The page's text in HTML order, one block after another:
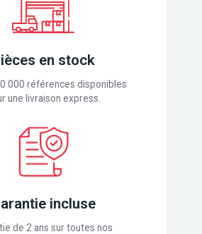
en stock
000 références disponibles
une livraison express.
incluse
de 2 ans sur toutes nos